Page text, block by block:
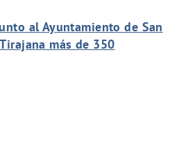
al Ayuntamiento de San
más de 350